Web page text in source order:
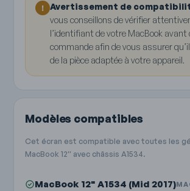
! Avertissement de
vous conseillons de vérifier
l’identifiant de votre MacBook avant
commande afin de vous assurer
de la pièce adaptée à votre appareil.
Modèles compatibles
Cet écran est compatible avec toutes les
MacBook 12″ avec châssis A1534.
MacBook 12" A1534 (Mid 2017)